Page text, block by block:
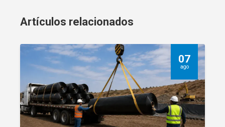
Artículos relacionados
07
ago